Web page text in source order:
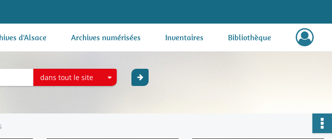
d'Alsace Archives numérisées Inventaires Bibliothèque
dans tout le site